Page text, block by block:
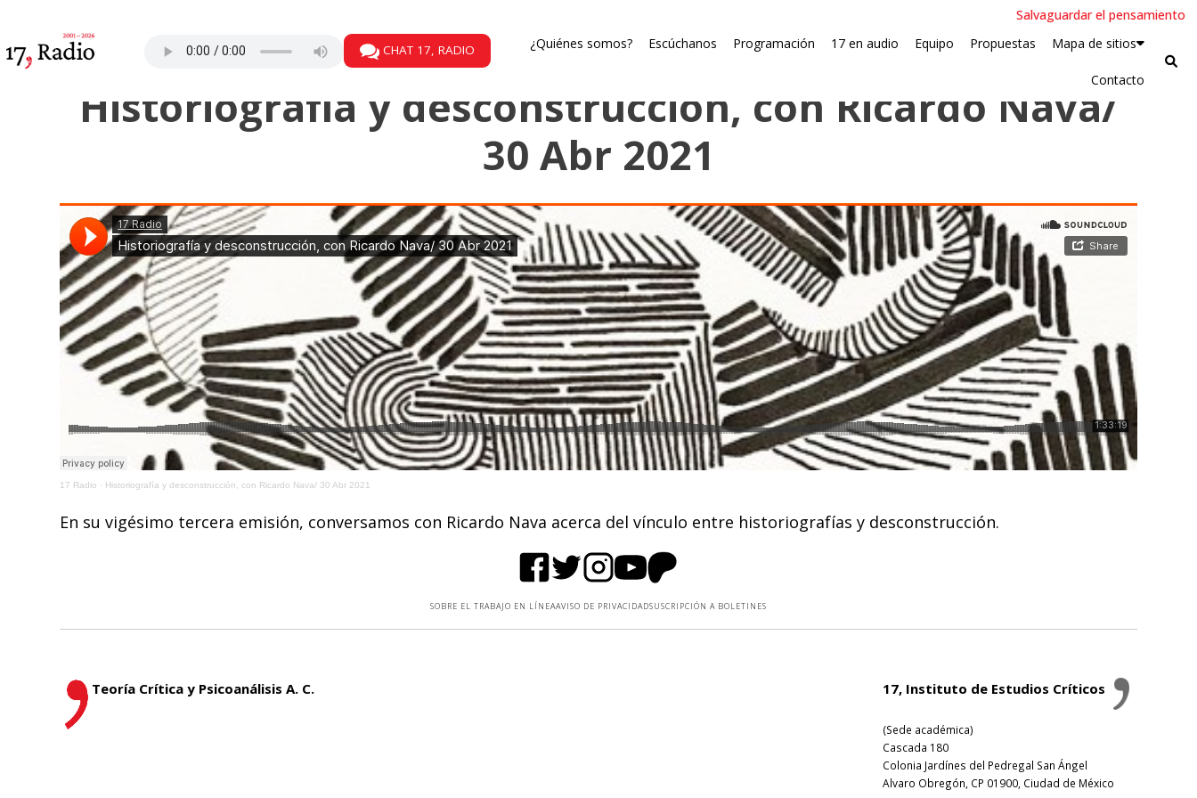
CHAT 17, RADIO
Salvaguardar el pensamiento
¿Quiénes somos?
Escúchanos Programación 17 en audio Equipo Propuestas Mapa de sitios
Contacto
Historiografía y desconstrucción, con Ricardo Nava/
30 Abr 2021
17 Radio · Historiografía y desconstrucción, con Ricardo Nava/ 30 Abr 2021
En su vigésimo tercera emisión, conversamos con Ricardo Nava acerca del vínculo entre historiografías y desconstrucción.
SOBRE EL TRABAJO EN LÍNEAAVISO DE PRIVACIDADSUSCRIPCIÓN A BOLETINES
Teoría Crítica y Psicoanálisis A. C. 17, Instituto de Estudios Críticos
(Sede académica)
Cascada 180
Colonia Jardínes del Pedregal San Ángel
Alvaro Obregón, CP 01900, Ciudad de México